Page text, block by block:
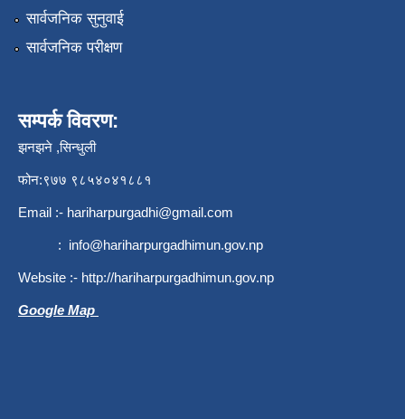
सार्वजनिक सुनुवाई
सार्वजनिक परीक्षण
सम्पर्क विवरण:
झनझने ,सिन्धुली
फोन:९७७ ९८५४०४१८८१
Email :- hariharpurgadhi@gmail.com
: info@hariharpurgadhimun.gov.np
Website :- http://hariharpurgadhimun.gov.np
Google Map